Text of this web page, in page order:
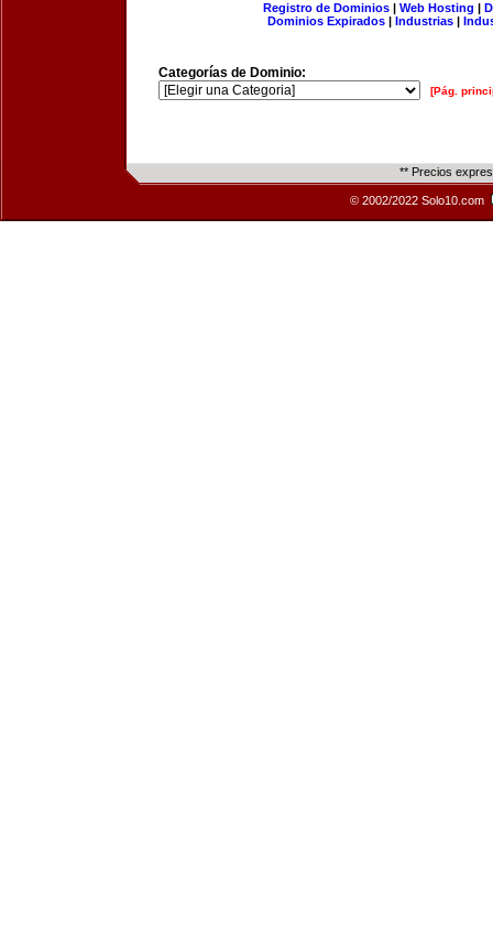
Registro de Dominios| Web Hosting |
Dominios Expirados | Industrias |
Categorías de Dominio:
[Pág.
** Precios
© 2002/2022 Solo10.com